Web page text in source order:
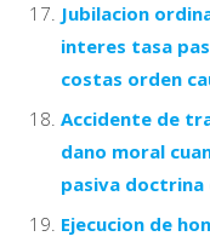
Jubilacion
interes tasa
costas orden
Accidente de
dano moral
pasiva doctrina
Ejecucion de